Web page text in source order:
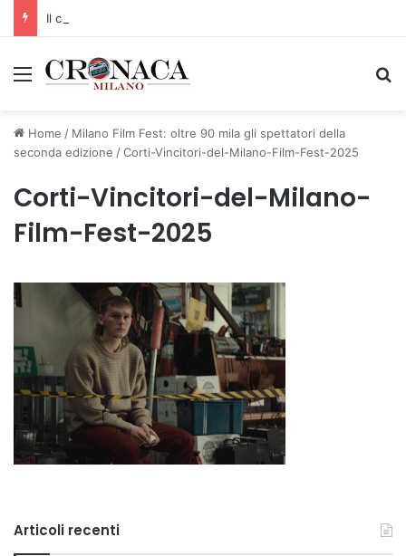
Menu
Home / Milano Film Fest: oltre 90 mila gli spettatori della
seconda edizione /Corti-Vincitori-del-Milano-Film-Fest-2025
Corti-Vincitori-del-Milano-
Film-Fest-2025
Articoli recenti